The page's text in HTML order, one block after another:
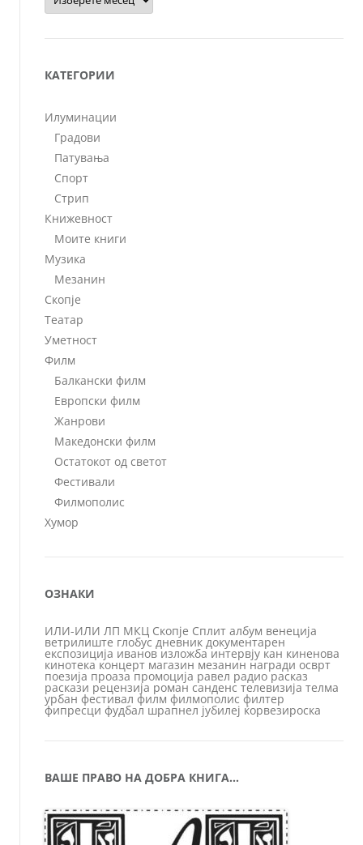
КАТЕГОРИИ
Илуминации
Градови
Патувања
Спорт
Стрип
Книжевност
Моите книги
Музика
Мезанин
Скопје
Театар
Уметност
Филм
Балкански филм
Европски филм
Жанрови
Македонски филм
Остатокот од светот
Фестивали
Филмополис
Хумор
ОЗНАКИ
ИЛИ-ИЛИ ЛП МКЦ Скопје Сплит албум венеција
ветрилиште глобус дневник документарен
експозиција иванов изложба интервју кан киненова
кинотека концерт магазин мезанин награди осврт
поезија проаза промоција равел радио расказ
раскази рецензија роман санденс телевизија телма
урбан фестивал филм филмополис филтер
фипресци фудбал шрапнел јубилеј ќорвезироска
ВАШЕ ПРАВО НА ДОБРА КНИГА…